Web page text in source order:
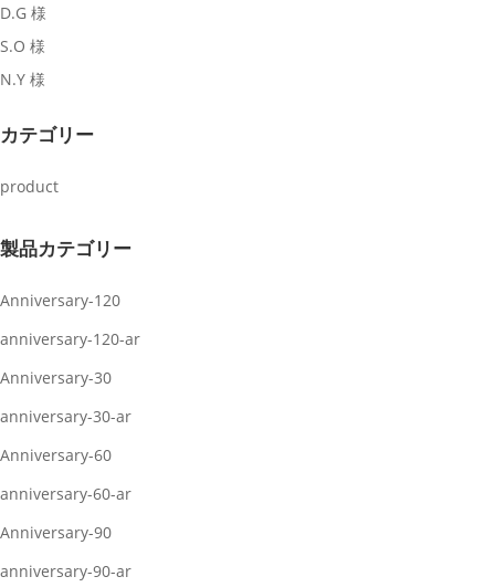
D.G 様
S.O 様
N.Y 様
カテゴリー
product
製品カテゴリー
Anniversary-120
anniversary-120-ar
Anniversary-30
anniversary-30-ar
Anniversary-60
anniversary-60-ar
Anniversary-90
anniversary-90-ar